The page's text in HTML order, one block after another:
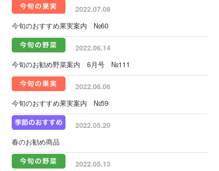
2022.07.08
今旬のおすすめ果実案内 №60
2022.06.14
今旬のお勧め野菜案内 6月号 №111
2022.06.06
今旬のおすすめ果実案内 №59
2022.05.20
春のお勧め商品
2022.05.13